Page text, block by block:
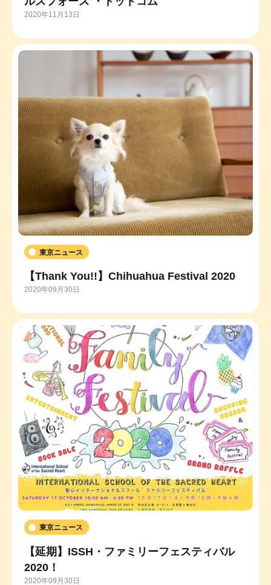
2020年11月13日
東京ニュース
【Thank You!!】Chihuahua Festival 2020
2020年09月30日
東京ニュース
【延期】ISSH・ファミリーフェスティバル
2020！
2020年09月30日